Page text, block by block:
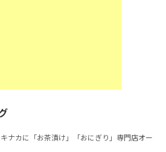
ナカに「お茶漬け」「おにぎり」専門店オー